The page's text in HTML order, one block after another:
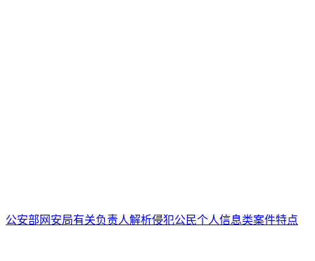
公安部网安局有关负责人解析侵犯公民个人信息类案件特点